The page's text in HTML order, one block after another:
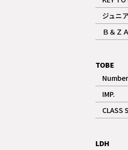
記事
ジュニア
記事
Ｂ＆Ｚ
記事
TOBE
記事
IMP.
記事
CLASS
記事
LDH